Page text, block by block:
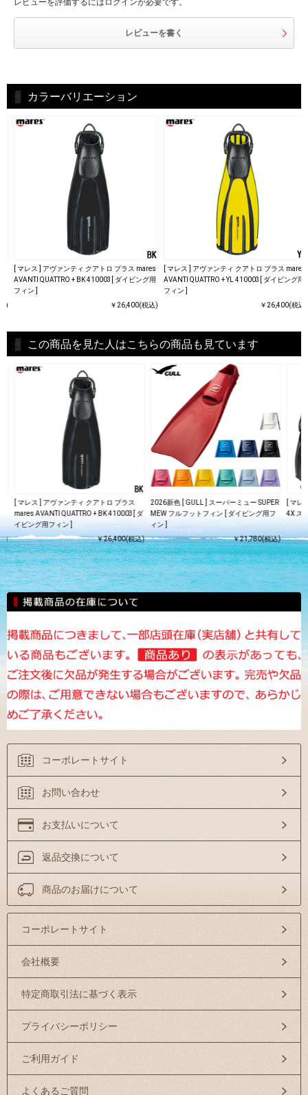
レビューを評価するにはログインが必要です。
レビューを書く
カラーバリエーション
)
[ マレス ] アヴァンティ クアトロ プラス mares
AVANTI QUATTRO + BK 410003[ ダイビング用
フィン ]
￥26,400(税込)
[ マレス ] アヴァンティ クアトロ プラス mares
AVANTI QUATTRO + YL 410003[ ダイビング用
フィン ]
￥26,400(税込)
この商品を見た人はこちらの商品も見ています
)
[ マレス ] アヴァンティ クアトロ プラス
mares AVANTI QUATTRO + BK 410003[ ダ
イビング用フィン ]
￥26,400(税込)
2026新色 [ GULL ] スーパーミュー SUPER
MEW フルフットフィン [ ダイビング用フ
ィン ]
￥21,780(税込)
[ マ
4X ス
コーポレートサイト
お問い合わせ
お支払いについて
返品交換について
商品のお届けについて
コーポレートサイト
会社概要
特定商取引法に基づく表示
プライバシーポリシー
ご利用ガイド
よくあるご質問